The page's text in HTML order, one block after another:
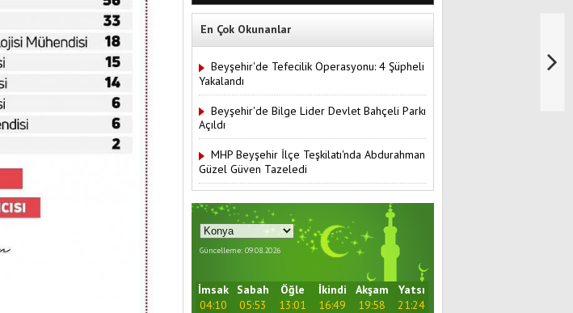
En Çok Okunanlar
Beyşehir'de Tefecilik Operasyonu: 4 Şüpheli
Yakalandı
Beyşehir'de Bilge Lider Devlet Bahçeli Parkı
Açıldı
MHP Beyşehir İlçe Teşkilatı'nda Abdurahman
Güzel Güven Tazeledi
Güncelleme: 09.08.2026
İmsak
04:10
Sabah
05:53
Öğle
13:01
İkindi
16:49
Akşam
19:58
Yatsı
21:24